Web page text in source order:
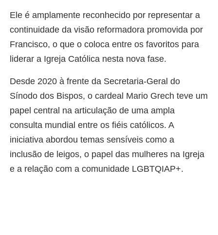
Ele é amplamente reconhecido por representar a
continuidade da visão reformadora promovida por
Francisco, o que o coloca entre os favoritos para
liderar a Igreja Católica nesta nova fase.
Desde 2020 à frente da Secretaria-Geral do
Sínodo dos Bispos, o cardeal Mario Grech teve um
papel central na articulação de uma ampla
consulta mundial entre os fiéis católicos. A
iniciativa abordou temas sensíveis como a
inclusão de leigos, o papel das mulheres na Igreja
e a relação com a comunidade LGBTQIAP+.